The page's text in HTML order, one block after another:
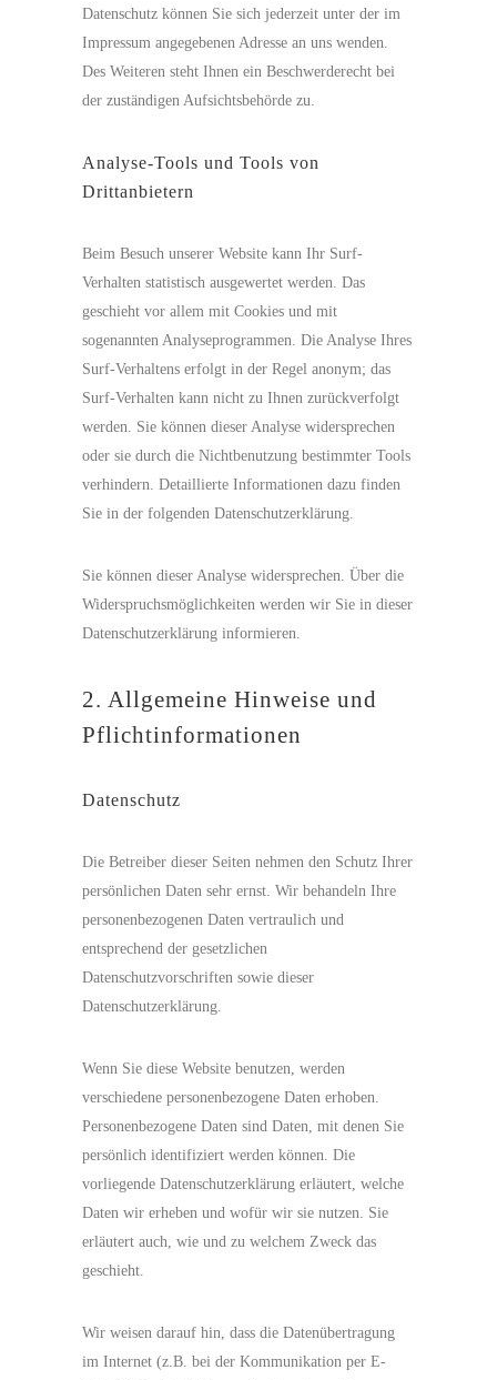
Datenschutz können Sie sich jederzeit unter der im
Impressum angegebenen Adresse an uns wenden.
Des Weiteren steht Ihnen ein Beschwerderecht bei
der zuständigen Aufsichtsbehörde zu.
Analyse-Tools und Tools von
Drittanbietern
Beim Besuch unserer Website kann Ihr Surf-
Verhalten statistisch ausgewertet werden. Das
geschieht vor allem mit Cookies und mit
sogenannten Analyseprogrammen. Die Analyse Ihres
Surf-Verhaltens erfolgt in der Regel anonym; das
Surf-Verhalten kann nicht zu Ihnen zurückverfolgt
werden. Sie können dieser Analyse widersprechen
oder sie durch die Nichtbenutzung bestimmter Tools
verhindern. Detaillierte Informationen dazu finden
Sie in der folgenden Datenschutzerklärung.
Sie können dieser Analyse widersprechen. Über die
Widerspruchsmöglichkeiten werden wir Sie in dieser
Datenschutzerklärung informieren.
2. Allgemeine Hinweise und
Pflichtinformationen
Datenschutz
Die Betreiber dieser Seiten nehmen den Schutz Ihrer
persönlichen Daten sehr ernst. Wir behandeln Ihre
personenbezogenen Daten vertraulich und
entsprechend der gesetzlichen
Datenschutzvorschriften sowie dieser
Datenschutzerklärung.
Wenn Sie diese Website benutzen, werden
verschiedene personenbezogene Daten erhoben.
Personenbezogene Daten sind Daten, mit denen Sie
persönlich identifiziert werden können. Die
vorliegende Datenschutzerklärung erläutert, welche
Daten wir erheben und wofür wir sie nutzen. Sie
erläutert auch, wie und zu welchem Zweck das
geschieht.
Wir weisen darauf hin, dass die Datenübertragung
im Internet (z.B. bei der Kommunikation per E-